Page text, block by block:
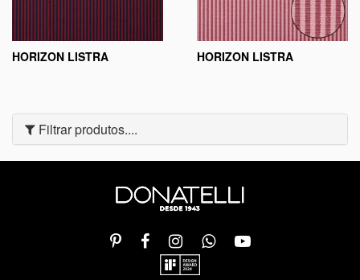
HORIZON LISTRA HORIZON LISTRA
Filtrar produtos....